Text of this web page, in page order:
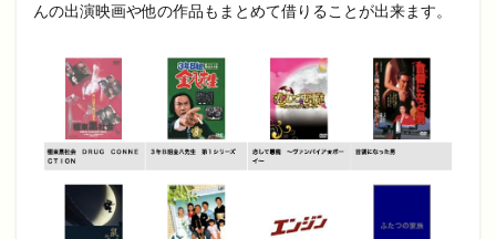
んの出演映画や他の作品もまとめて借りることが出来ます。